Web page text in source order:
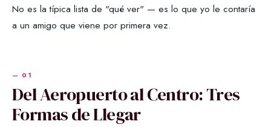
No es la típica lista de "qué ver" — es lo que yo le contaría
a un amigo que viene por primera vez.
Del Aeropuerto al Centro: Tres
Formas de Llegar